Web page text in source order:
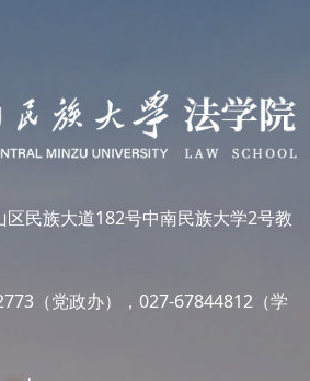
民族大道182号中南民族大学2号教
（党政办），027-67844812（学